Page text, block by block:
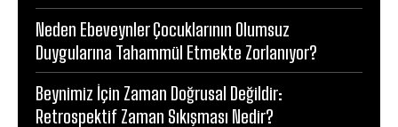
Neden Ebeveynler Çocuklarının Olumsuz
Duygularına Tahammül Etmekte Zorlanıyor?
Beynimiz İçin Zaman Doğrusal Değildir:
Retrospektif Zaman Sıkışması Nedir?